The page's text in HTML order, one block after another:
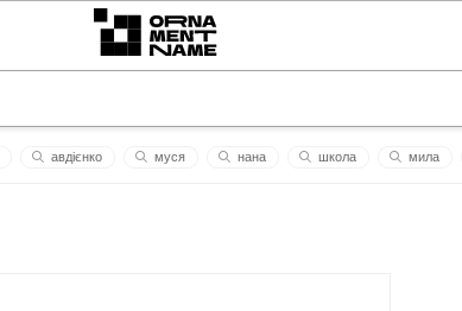
авдієнко муся нaнa школа мила